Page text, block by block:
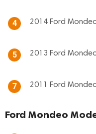
4 2014 Ford
5 2013 Ford
7 2011 Ford
Ford Mondeo